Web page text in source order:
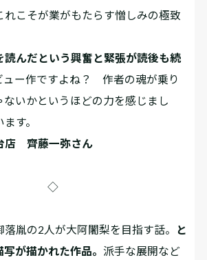
れこそが業がもたらす憎しみの極致
読んだという興奮と緊張が読後も続
ュー作ですよね？ 作者の魂が乗り
ないかというほどの力を感じまし
す。
店 齊藤一弥さん
◇
胤の2人が大阿闍梨を目指す話。 と
が描かれた作品。 派手な展開など